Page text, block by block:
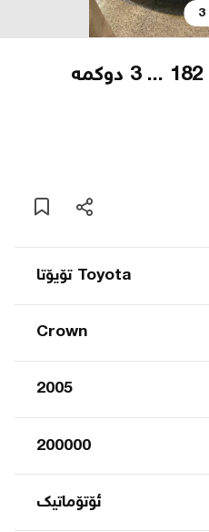
3
شاهانه فول موسفات 182 ... 3 دوكمه
Toyota تۆیۆتا
Crown
2005
200000
ئۆتۆماتیک